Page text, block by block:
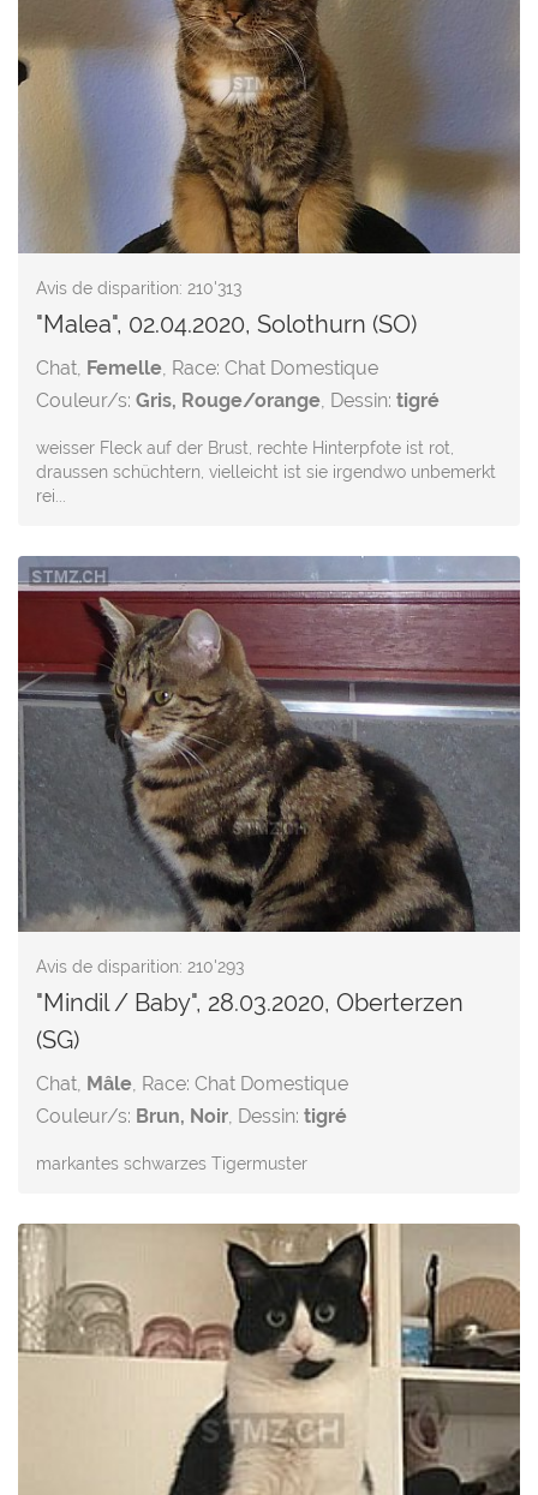
Avis de disparition: 210'313
"Malea", 02.04.2020, Solothurn (SO)
Chat, Femelle, Race: Chat Domestique
Couleur/s: Gris, Rouge/orange, Dessin: tigré
weisser Fleck auf der Brust, rechte Hinterpfote ist rot,
draussen schüchtern, vielleicht ist sie irgendwo unbemerkt
rei...
Avis de disparition: 210'293
"Mindil / Baby", 28.03.2020, Oberterzen
(SG)
Chat, Mâle, Race: Chat Domestique
Couleur/s: Brun, Noir, Dessin: tigré
markantes schwarzes Tigermuster